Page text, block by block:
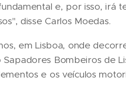
e, por isso, irá
disse Carlos Moedas.
em Lisboa, onde
Bombeiros de
e os veículos